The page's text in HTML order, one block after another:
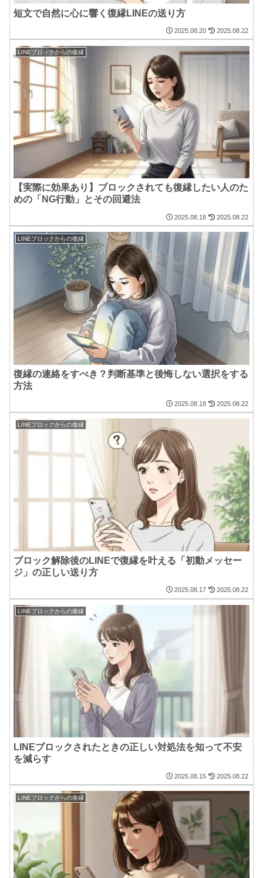
短文で自然に心に響く復縁LINEの送り方
2025.08.20 2025.08.22
LINEブロックからの復縁
【実際に効果あり】ブロックされても復縁したい人のた
めの「NG行動」とその回避法
2025.08.18 2025.08.22
LINEブロックからの復縁
復縁の連絡をすべき？判断基準と後悔しない選択をする
方法
2025.08.18 2025.08.22
LINEブロックからの復縁
ブロック解除後のLINEで復縁を叶える「初動メッセー
ジ」の正しい送り方
2025.08.17 2025.08.22
LINEブロックからの復縁
LINEブロックされたときの正しい対処法を知って不安
を減らす
2025.08.15 2025.08.22
LINEブロックからの復縁